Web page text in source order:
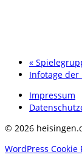
«
Infotage der
Impressum
© 2026
WordPress